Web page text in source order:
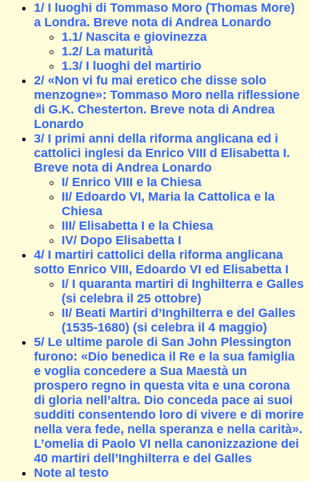
1/ I luoghi di Tommaso Moro (Thomas More)
a Londra. Breve nota di Andrea Lonardo
1.1/ Nascita e giovinezza
1.2/ La maturità
1.3/ I luoghi del martirio
2/ «Non vi fu mai eretico che disse solo
menzogne»: Tommaso Moro nella riflessione
di G.K. Chesterton. Breve nota di Andrea
Lonardo
3/ I primi anni della riforma anglicana ed i
cattolici inglesi da Enrico VIII d Elisabetta I.
Breve nota di Andrea Lonardo
I/ Enrico VIII e la Chiesa
II/ Edoardo VI, Maria la Cattolica e la
Chiesa
III/ Elisabetta I e la Chiesa
IV/ Dopo Elisabetta I
4/ I martiri cattolici della riforma anglicana
sotto Enrico VIII, Edoardo VI ed Elisabetta I
I/ I quaranta martiri di Inghilterra e Galles
(si celebra il 25 ottobre)
II/ Beati Martiri d’Inghilterra e del Galles
(1535-1680) (si celebra il 4 maggio)
5/ Le ultime parole di San John Plessington
furono: «Dio benedica il Re e la sua famiglia
e voglia concedere a Sua Maestà un
prospero regno in questa vita e una corona
di gloria nell’altra. Dio conceda pace ai suoi
sudditi consentendo loro di vivere e di morire
nella vera fede, nella speranza e nella carità».
L’omelia di Paolo VI nella canonizzazione dei
40 martiri dell’Inghilterra e del Galles
Note al testo